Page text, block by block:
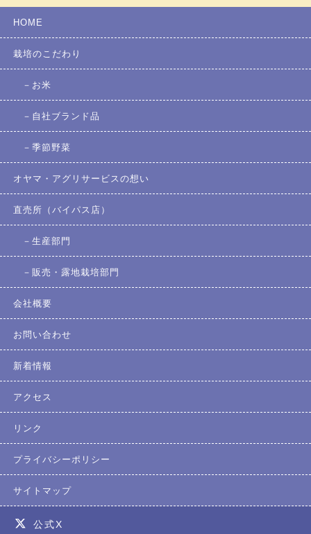
HOME
栽培のこだわり
お米
自社ブランド品
季節野菜
オヤマ・アグリサービスの想い
直売所（バイパス店）
生産部門
販売・露地栽培部門
会社概要
お問い合わせ
新着情報
アクセス
リンク
プライバシーポリシー
サイトマップ
公式X